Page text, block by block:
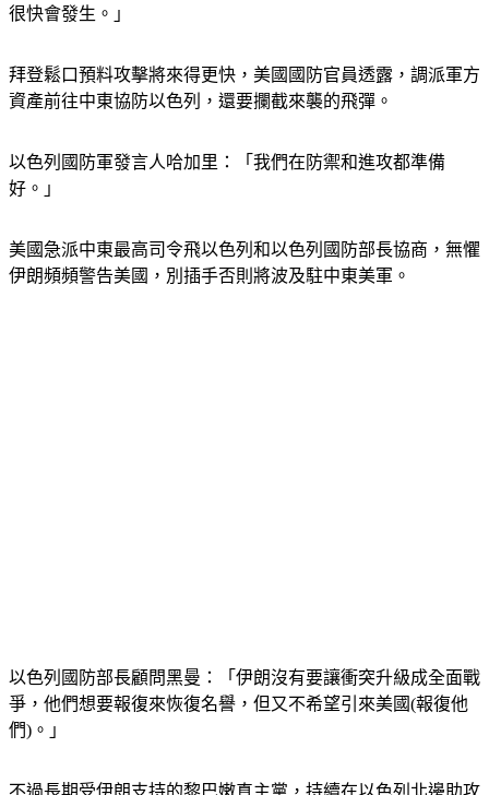
很快會發生。」
拜登鬆口預料攻擊將來得更快，美國國防官員透露，調派軍方
資產前往中東協防以色列，還要攔截來襲的飛彈。
以色列國防軍發言人哈加里：「我們在防禦和進攻都準備
好。」
美國急派中東最高司令飛以色列和以色列國防部長協商，無懼
伊朗頻頻警告美國，別插手否則將波及駐中東美軍。
以色列國防部長顧問黑曼：「伊朗沒有要讓衝突升級成全面戰
爭，他們想要報復來恢復名譽，但又不希望引來美國(報復他
們)。」
不過長期受伊朗支持的黎巴嫩真主黨，持續在以色列北邊助攻